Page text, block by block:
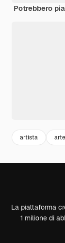
Potrebbero
artista arte
La piattaforma
1 milione di